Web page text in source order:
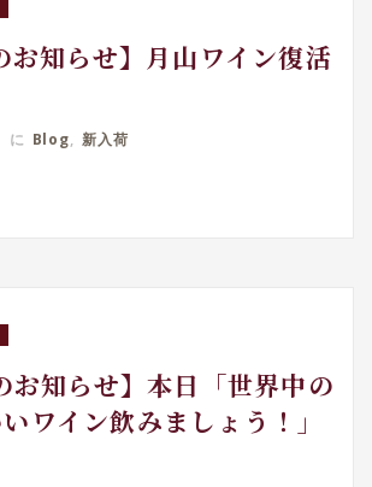
お知らせ】月山ワイン復活
に Blog, 新入荷
お知らせ】本日「世界中の
ワイン飲みましょう！」